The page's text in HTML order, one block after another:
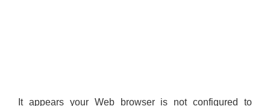
It appears your Web browser is not configured to